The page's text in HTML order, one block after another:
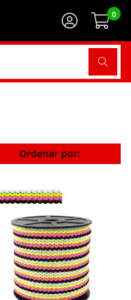
0
Ordenar por: